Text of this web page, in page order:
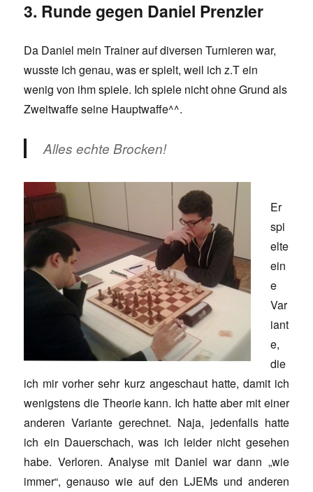
3. Runde gegen Daniel Prenzler
Da Daniel mein Trainer auf diversen Turnieren war,
wusste ich genau, was er spielt, weil ich z.T ein
wenig von ihm spiele. Ich spiele nicht ohne Grund als
Zweitwaffe seine Hauptwaffe^^.
Alles echte Brocken!
Er
spi
elte
ein
e
Var
iant
e,
die
ich mir vorher sehr kurz angeschaut hatte, damit ich
wenigstens die Theorie kann. Ich hatte aber mit einer
anderen Variante gerechnet. Naja, jedenfalls hatte
ich ein Dauerschach, was ich leider nicht gesehen
habe. Verloren. Analyse mit Daniel war dann „wie
immer“, genauso wie auf den LJEMs und anderen